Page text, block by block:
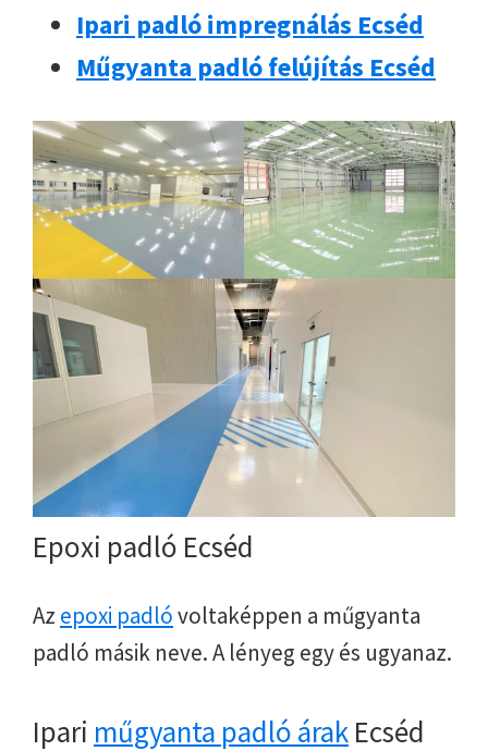
Ipari padló impregnálás Ecséd
Műgyanta padló felújítás Ecséd
Epoxi padló Ecséd
Az epoxi padlóvoltaképpen a műgyanta
padló másik neve. A lényeg egy és ugyanaz.
Ipari műgyanta padló árak Ecséd